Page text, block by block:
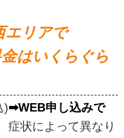
エリアで
はいくらぐら
)➡WEB申し込みで
症状によって異なり